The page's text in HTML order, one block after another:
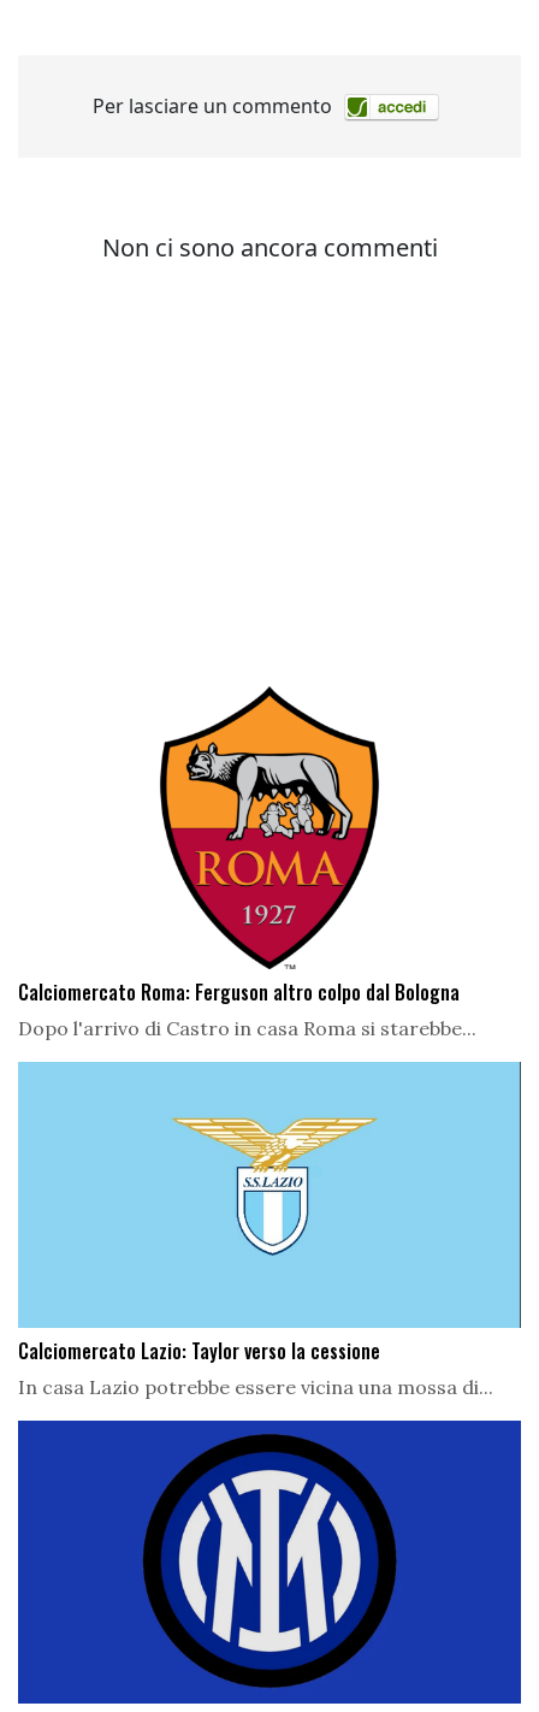
Calciomercato Roma: Ferguson altro colpo dal Bologna
Dopo l'arrivo di Castro in casa Roma si starebbe...
Calciomercato Lazio: Taylor verso la cessione
In casa Lazio potrebbe essere vicina una mossa di...